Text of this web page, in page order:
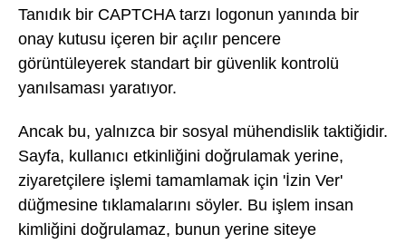
Tanıdık bir CAPTCHA tarzı logonun yanında bir
onay kutusu içeren bir açılır pencere
görüntüleyerek standart bir güvenlik kontrolü
yanılsaması yaratıyor.
Ancak bu, yalnızca bir sosyal mühendislik taktiğidir.
Sayfa, kullanıcı etkinliğini doğrulamak yerine,
ziyaretçilere işlemi tamamlamak için 'İzin Ver'
düğmesine tıklamalarını söyler. Bu işlem insan
kimliğini doğrulamaz, bunun yerine siteye